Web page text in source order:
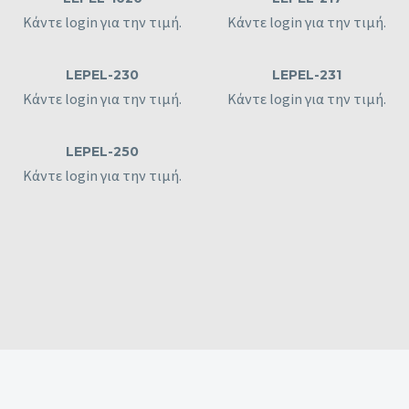
Κάντε login για την τιμή. Κάντε login για την τιμή.
LEPEL-230
Κάντε login για την τιμή.
LEPEL-231
Κάντε login για την τιμή.
LEPEL-250
Κάντε login για την τιμή.